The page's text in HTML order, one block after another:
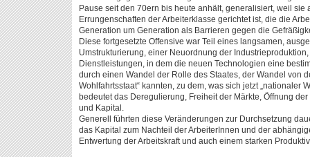
Pause seit den 70ern bis heute anhält, generalisiert, weil sie
Errungenschaften der Arbeiterklasse gerichtet ist, die die
Generation um Generation als Barrieren gegen die
Diese fortgesetzte Offensive war Teil eines langsamen,
Umstrukturierung, einer Neuordnung der
Dienstleistungen, in dem die neuen Technologien eine
durch einen Wandel der Rolle des Staates, der Wandel von
Wohlfahrtsstaat“ kannten, zu dem, was sich jetzt „nationaler
bedeutet das Deregulierung, Freiheit der Märkte, Öffnung
und Kapital.
Generell führten diese Veränderungen zur Durchsetzung
das Kapital zum Nachteil der ArbeiterInnen und der
Entwertung der Arbeitskraft und auch einem starken